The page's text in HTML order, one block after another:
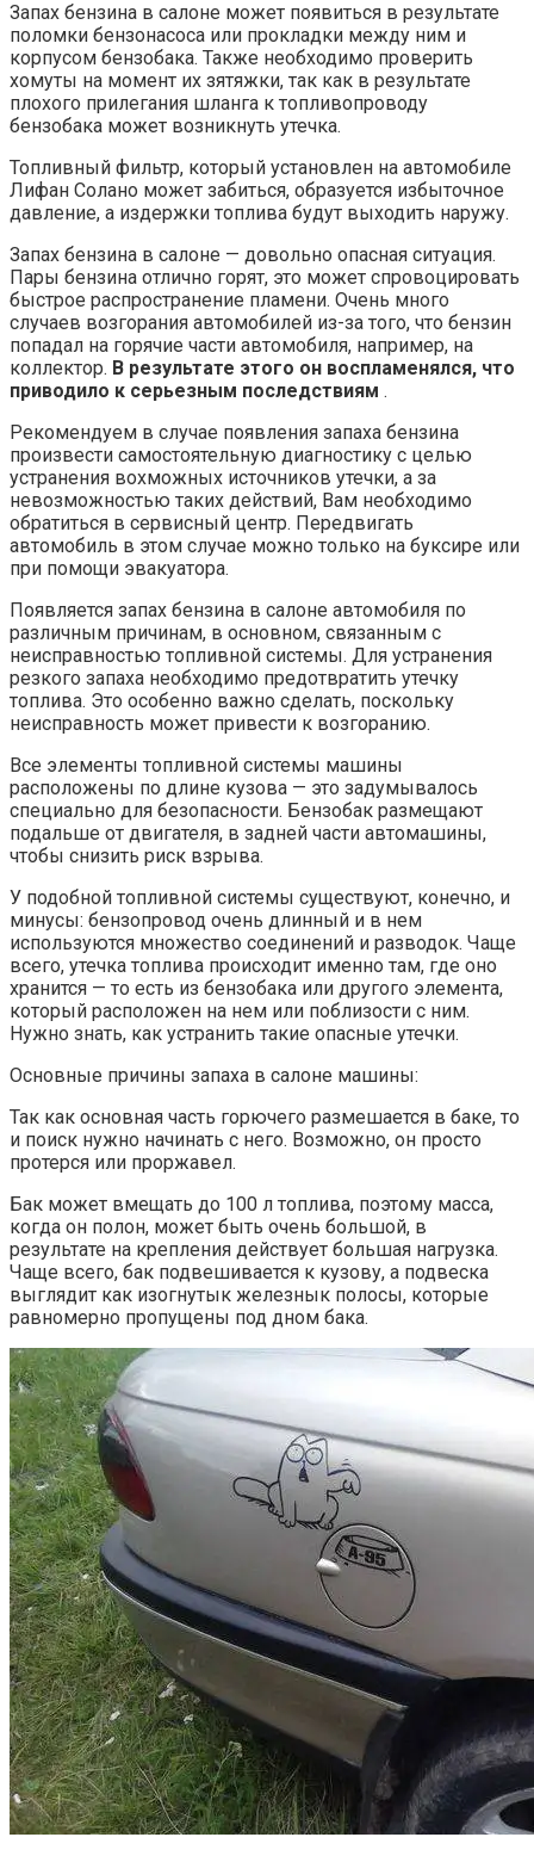
Запах бензина в салоне может появиться в результате
поломки бензонасоса или прокладки между ним и
корпусом бензобака. Также необходимо проверить
хомуты на момент их зятяжки, так как в результате
плохого прилегания шланга к топливопроводу
бензобака может возникнуть утечка.
Топливный фильтр, который установлен на автомобиле
Лифан Солано может забиться, образуется избыточное
давление, а издержки топлива будут выходить наружу.
Запах бензина в салоне — довольно опасная ситуация.
Пары бензина отлично горят, это может спровоцировать
быстрое распространение пламени. Очень много
случаев возгорания автомобилей из-за того, что бензин
попадал на горячие части автомобиля, например, на
коллектор. В результате этого он воспламенялся, что
приводило к серьезным последствиям .
Рекомендуем в случае появления запаха бензина
произвести самостоятельную диагностику с целью
устранения вохможных источников утечки, а за
невозможностью таких действий, Вам необходимо
обратиться в сервисный центр. Передвигать
автомобиль в этом случае можно только на буксире или
при помощи эвакуатора.
Появляется запах бензина в салоне автомобиля по
различным причинам, в основном, связанным с
неисправностью топливной системы. Для устранения
резкого запаха необходимо предотвратить утечку
топлива. Это особенно важно сделать, поскольку
неисправность может привести к возгоранию.
Все элементы топливной системы машины
расположены по длине кузова — это задумывалось
специально для безопасности. Бензобак размещают
подальше от двигателя, в задней части автомашины,
чтобы снизить риск взрыва.
У подобной топливной системы существуют, конечно, и
минусы: бензопровод очень длинный и в нем
используются множество соединений и разводок. Чаще
всего, утечка топлива происходит именно там, где оно
хранится — то есть из бензобака или другого элемента,
который расположен на нем или поблизости с ним.
Нужно знать, как устранить такие опасные утечки.
Основные причины запаха в салоне машины:
Так как основная часть горючего размешается в баке, то
и поиск нужно начинать с него. Возможно, он просто
протерся или проржавел.
Бак может вмещать до 100 л топлива, поэтому масса,
когда он полон, может быть очень большой, в
результате на крепления действует большая нагрузка.
Чаще всего, бак подвешивается к кузову, а подвеска
выглядит как изогнутык железнык полосы, которые
равномерно пропущены под дном бака.